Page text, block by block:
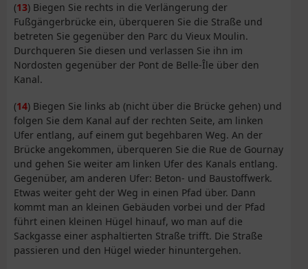
(13) Biegen Sie rechts in die Verlängerung der
Fußgängerbrücke ein, überqueren Sie die Straße und
betreten Sie gegenüber den Parc du Vieux Moulin.
Durchqueren Sie diesen und verlassen Sie ihn im
Nordosten gegenüber der Pont de Belle-Île über den
Kanal.
(14) Biegen Sie links ab (nicht über die Brücke gehen) und
folgen Sie dem Kanal auf der rechten Seite, am linken
Ufer entlang, auf einem gut begehbaren Weg. An der
Brücke angekommen, überqueren Sie die Rue de Gournay
und gehen Sie weiter am linken Ufer des Kanals entlang.
Gegenüber, am anderen Ufer: Beton- und Baustoffwerk.
Etwas weiter geht der Weg in einen Pfad über. Dann
kommt man an kleinen Gebäuden vorbei und der Pfad
führt einen kleinen Hügel hinauf, wo man auf die
Sackgasse einer asphaltierten Straße trifft. Die Straße
passieren und den Hügel wieder hinuntergehen.